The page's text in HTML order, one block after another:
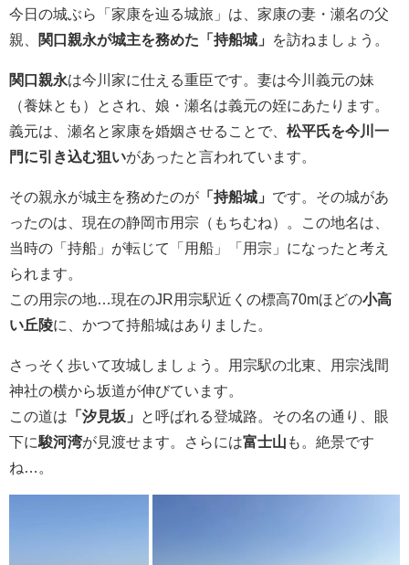
今日の城ぶら「家康を辿る城旅」は、家康の妻・瀬名の父
親、
関口親永が城主を務めた「持船城」 を訪ねましょう。
関口親永は今川家に仕える重臣です。妻は今川義元の妹
（養妹とも）とされ、娘・瀬名は義元の姪にあたります。
義元は、瀬名と家康を婚姻させることで、 松平氏を今川一
門に引き込む狙いがあったと言われています。
その親永が城主を務めたのが 「持船城」 です。その城があ
ったのは、現在の静岡市用宗（もちむね）。この地名は、
当時の「持船」が転じて「用船」「用宗」になったと考え
られます。
この用宗の地…現在のJR用宗駅近くの標高70mほどの小高
い丘陵に、かつて持船城はありました。
さっそく歩いて攻城しましょう。用宗駅の北東、用宗浅間
神社の横から坂道が伸びています。
この道は 「汐見坂」
と呼ばれる登城路。その名の通り、眼
下に駿河湾が見渡せます。さらには富士山 も。絶景です
ね…。